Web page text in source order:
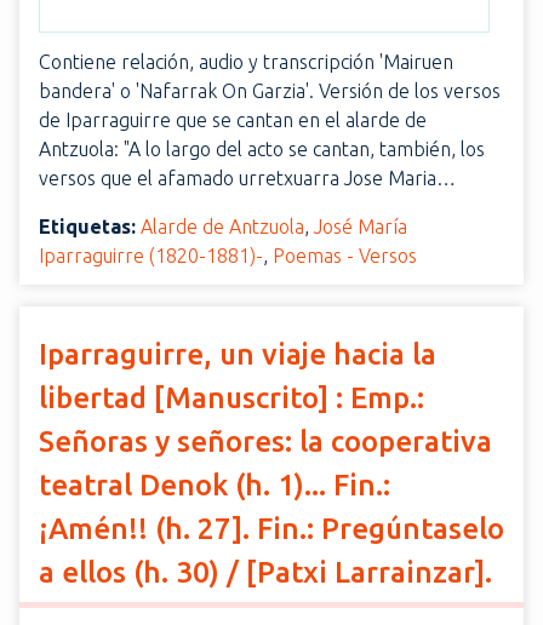
Contiene relación, audio y transcripción 'Mairuen
bandera' o 'Nafarrak On Garzia'. Versión de los versos
de Iparraguirre que se cantan en el alarde de
Antzuola: "A lo largo del acto se cantan, también, los
versos que el afamado urretxuarra Jose Maria…
Etiquetas: Alarde de Antzuola, José María
Iparraguirre (1820-1881)-, Poemas - Versos
Iparraguirre, un viaje hacia la
libertad [Manuscrito] : Emp.:
Señoras y señores: la cooperativa
teatral Denok (h. 1)... Fin.:
¡Amén!! (h. 27]. Fin.: Pregúntaselo
a ellos (h. 30) / [Patxi Larrainzar].